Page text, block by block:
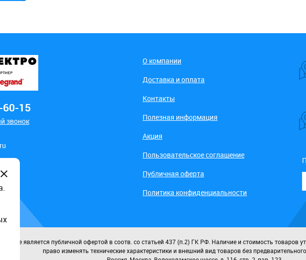
60-15
звонок
О компании
Доставка и оплата
Контакты
Полезная информация
Акция
Пользовательское соглашение
Публичная оферта
Политика конфиденциальности
не является публичной офертой в соотв. со статьей 437 (п.2) ГК РФ. Наличие и стоимость товаров
право изменять технические характеристики и внешний вид товаров без